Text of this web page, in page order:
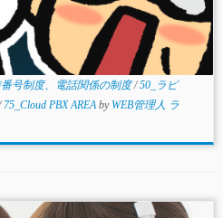
号制度、電話関係の制度/50_ラピ
75_Cloud PBX AREAby WEB管理人 ラ